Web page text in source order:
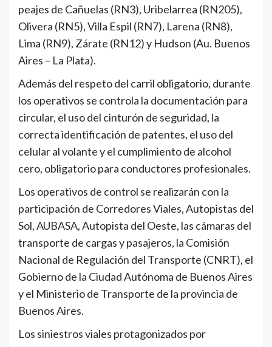
peajes de Cañuelas (RN3), Uribelarrea (RN205),
Olivera (RN5), Villa Espil (RN7), Larena (RN8),
Lima (RN9), Zárate (RN12) y Hudson (Au. Buenos
Aires – La Plata).
Además del respeto del carril obligatorio, durante
los operativos se controla la documentación para
circular, el uso del cinturón de seguridad, la
correcta identificación de patentes, el uso del
celular al volante y el cumplimiento de alcohol
cero, obligatorio para conductores profesionales.
Los operativos de control se realizarán con la
participación de Corredores Viales, Autopistas del
Sol, AUBASA, Autopista del Oeste, las cámaras del
transporte de cargas y pasajeros, la Comisión
Nacional de Regulación del Transporte (CNRT), el
Gobierno de la Ciudad Autónoma de Buenos Aires
y el Ministerio de Transporte de la provincia de
Buenos Aires.
Los siniestros viales protagonizados por